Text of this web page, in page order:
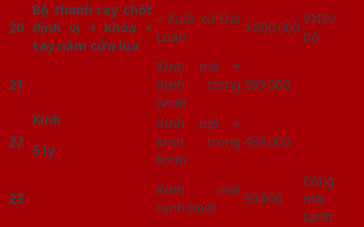
20
Bộ thanh ray chốt
định vị + khóa +
tay nắm cửa lùa
– Xuất xứ Đài
Loan
1.800.000 VNĐ/
bộ
21
Kính
5 ly
Kính mờ +
Kính trong
5mm
399.000
22
Kính mờ +
kính trong
8mm
499.000
23
Kính mài
cạnh (md)
90.000
Công
mài
cạnh